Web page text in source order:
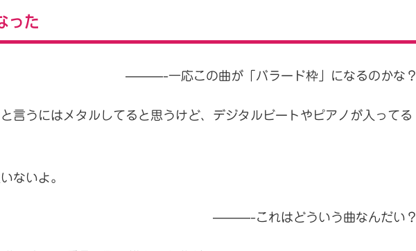
った
———-一応この曲が「バラード枠」になるのかな？
言うにはメタルしてると思うけど、デジタルビートやピアノが入ってる
ないよ。
———-これはどういう曲なんだい？